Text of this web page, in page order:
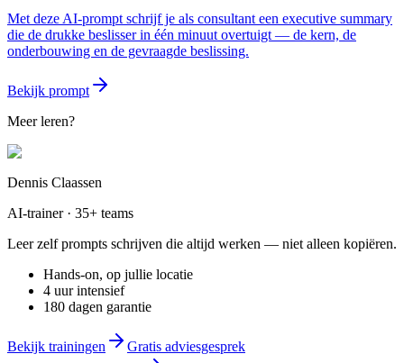
Met deze AI-prompt schrijf je als consultant een executive summary
die de drukke beslisser in één minuut overtuigt — de kern, de
onderbouwing en de gevraagde beslissing.
Bekijk prompt
Meer leren?
Dennis Claassen
AI-trainer · 35+ teams
Leer zelf prompts schrijven die altijd werken — niet alleen kopiëren.
Hands-on, op jullie locatie
4 uur intensief
180 dagen garantie
Bekijk trainingen
Gratis adviesgesprek